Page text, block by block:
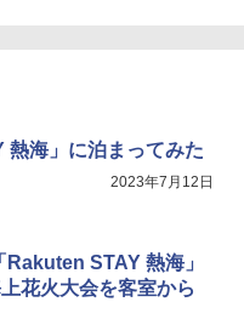
熱海」に泊まってみた
2023年7月12日
STAY 熱海」
花火大会を客室から